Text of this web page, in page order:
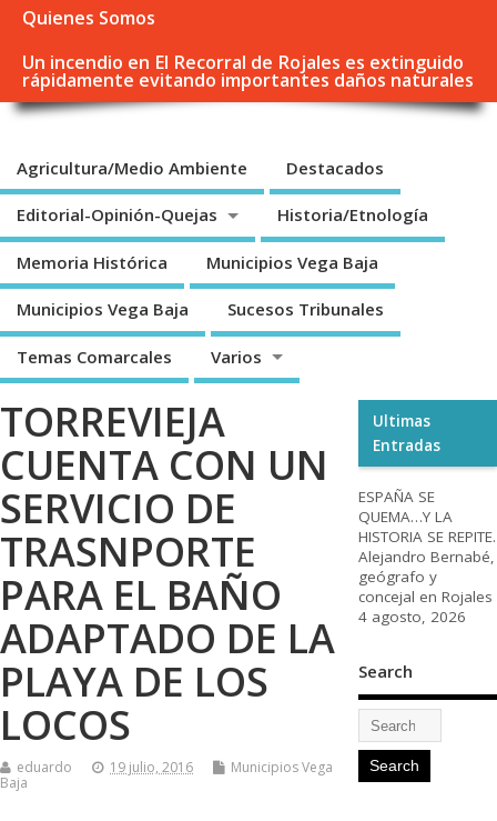
Quienes Somos
Un incendio en El Recorral de Rojales es extinguido
rápidamente evitando importantes daños naturales
Agricultura/Medio Ambiente Destacados
Editorial-Opinión-Quejas Historia/Etnología
Memoria Histórica Municipios Vega Baja
Municipios Vega Baja Sucesos Tribunales
Temas Comarcales Varios
TORREVIEJA
CUENTA CON UN
SERVICIO DE
TRASNPORTE
PARA EL BAÑO
ADAPTADO DE LA
PLAYA DE LOS
LOCOS
eduardo 19 julio, 2016
Municipios Vega
Baja
Ultimas
Entradas
ESPAÑA SE
QUEMA…Y LA
HISTORIA SE REPITE.
Alejandro Bernabé,
geógrafo y
concejal en Rojales
4 agosto, 2026
Search